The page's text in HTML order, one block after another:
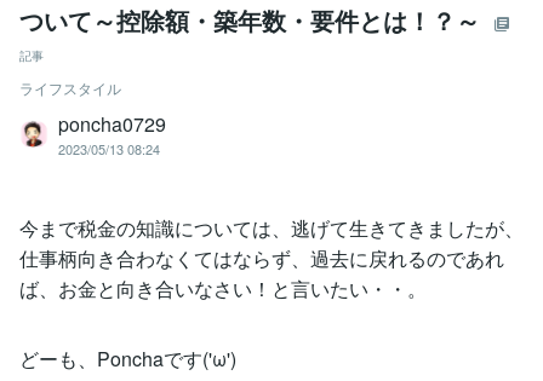
ついて～控除額・築年数・要件とは！？～
記事
ライフスタイル
poncha0729
2023/05/13 08:24
今まで税金の知識については、逃げて生きてきましたが、
仕事柄向き合わなくてはならず、過去に戻れるのであれ
ば、お金と向き合いなさい！と言いたい・・。
どーも、Ponchaです('ω')